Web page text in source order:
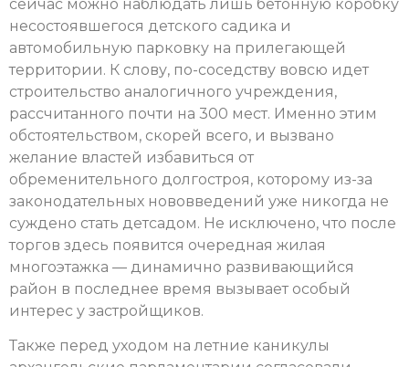
сейчас можно наблюдать лишь бетонную коробку
несостоявшегося детского садика и
автомобильную парковку на прилегающей
территории. К слову, по-соседству вовсю идет
строительство аналогичного учреждения,
рассчитанного почти на 300 мест. Именно этим
обстоятельством, скорей всего, и вызвано
желание властей избавиться от
обременительного долгостроя, которому из-за
законодательных нововведений уже никогда не
суждено стать детсадом. Не исключено, что после
торгов здесь появится очередная жилая
многоэтажка — динамично развивающийся
район в последнее время вызывает особый
интерес у застройщиков.
Также перед уходом на летние каникулы